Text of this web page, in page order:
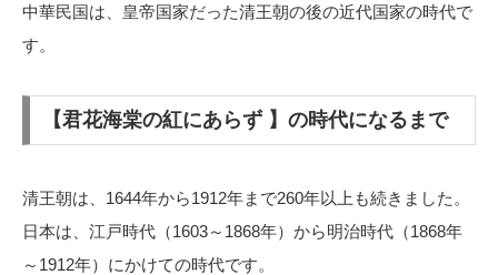
中華民国は、皇帝国家だった清王朝の後の近代国家の時代で
す。
【君花海棠の紅にあらず 】の時代になるまで
清王朝は、1644年から1912年まで260年以上も続きました。
日本は、江戸時代（1603～1868年）から明治時代（1868年
～1912年）にかけての時代です。